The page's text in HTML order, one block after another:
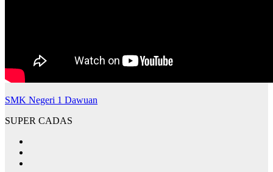
SMK Negeri 1 Dawuan
SUPER CADAS